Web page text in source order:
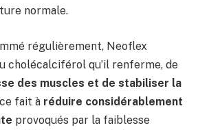
normale.
régulièrement, Neoflex
cholécalciférol qu’il renferme, de
des muscles et de stabiliser la
fait à réduire considérablement
provoqués par la faiblesse